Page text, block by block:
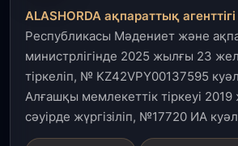
31 шілде, 2026
ҚР Президенті Орталық Азия
ұзақмерзімді ынтымақтастық
ұсынды
31 шілде, 2026
ALASHORDA ақпараттық агенттігі
Республикасы Мәдениет және
министрлігінде 2025 жылғы 23
тіркеліп, № KZ42VPY00137595
Алғашқы мемлекеттік тіркеуі
сәуірде жүргізіліп, №17720 ИА